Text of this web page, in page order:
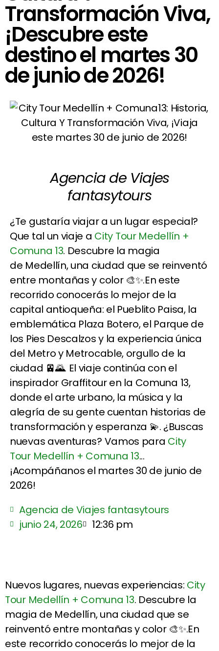
Transformación Viva,
¡Descubre este
destino el martes 30
de junio de 2026!
Agencia de Viajes
fantasytours
¿Te gustaría viajar a un lugar especial?
Que tal un viaje a City Tour Medellín +
Comuna 13. Descubre la magia
de Medellín, una ciudad que se reinventó
entre montañas y color 🎨✨.En este
recorrido conocerás lo mejor de la
capital antioqueña: el Pueblito Paisa, la
emblemática Plaza Botero, el Parque de
los Pies Descalzos y la experiencia única
del Metro y Metrocable, orgullo de la
ciudad 🚈🌄. El viaje continúa con el
inspirador Graffitour en la Comuna 13,
donde el arte urbano, la música y la
alegría de su gente cuentan historias de
transformación y esperanza 💫. ¿Buscas
nuevas aventuras? Vamos para City
Tour Medellín + Comuna 13...
¡Acompáñanos el martes 30 de junio de
2026!
Agencia de Viajes fantasytours
junio 24, 2026
12:36 pm
Nuevos lugares, nuevas experiencias: City
Tour Medellín + Comuna 13. Descubre la
magia de Medellín, una ciudad que se
reinventó entre montañas y color 🎨✨.En
este recorrido conocerás lo mejor de la